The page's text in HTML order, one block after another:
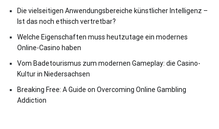
Die vielseitigen Anwendungsbereiche künstlicher Intelligenz –
Ist das noch ethisch vertretbar?
Welche Eigenschaften muss heutzutage ein modernes
Online-Casino haben
Vom Badetourismus zum modernen Gameplay: die Casino-
Kultur in Niedersachsen
Breaking Free: A Guide on Overcoming Online Gambling
Addiction